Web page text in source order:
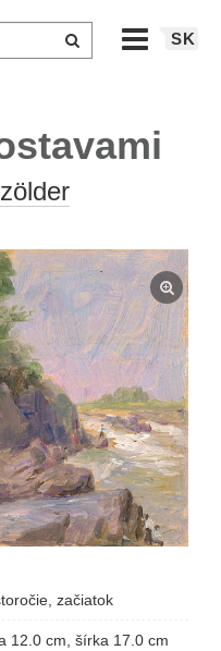
SK
začiatok
12.0 cm, šírka 17.0 cm